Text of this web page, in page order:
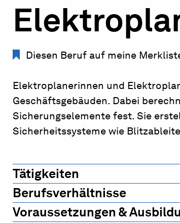
Diesen Beruf auf meine
Elektroplanerinnen und
Geschäftsgebäuden. Dabei
Sicherungselemente fest. Sie
Sicherheitssysteme wie
Tätigkeiten
Berufsverhältnisse
Voraussetzungen &